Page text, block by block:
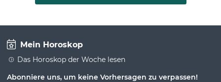
Mein Horoskop
Das Horoskop der Woche lesen
Abonniere uns, um keine Vorhersagen zu verpassen!